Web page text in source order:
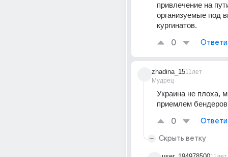
привлечение на
организуемые под
кургинатов.
0
zhadina_15
Мудрец
11лет
Украина не плоха,
приемлем
0
Скрыть ветку